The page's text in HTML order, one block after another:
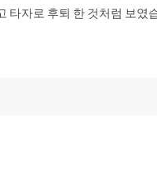
자로 후퇴 한 것처럼 보였